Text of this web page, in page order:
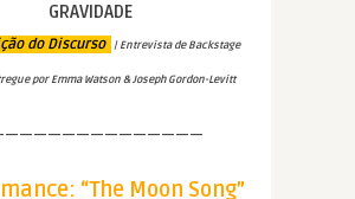
GRAVIDADE
do Discurso | Entrevista de Backstage
por Emma Watson & Joseph Gordon-Levitt
“The Moon Song”